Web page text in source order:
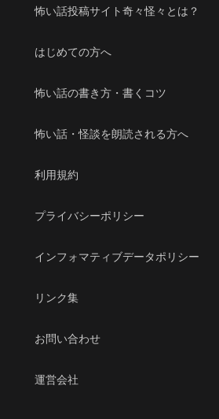
怖い話投稿サイト奇々怪々とは？
はじめての方へ
怖い話の書き方・書くコツ
怖い話・怪談を朗読される方へ
利用規約
プライバシーポリシー
インフォマティブデータポリシー
リンク集
お問い合わせ
運営会社